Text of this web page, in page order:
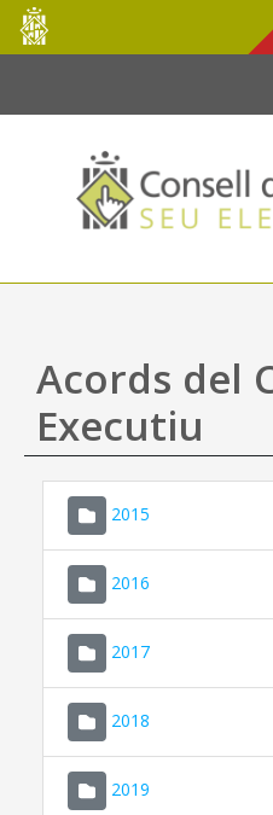
Salta al contingut principal
Consell
de
Mallorca
Acords del
Executiu
2015
2016
2017
2018
2019